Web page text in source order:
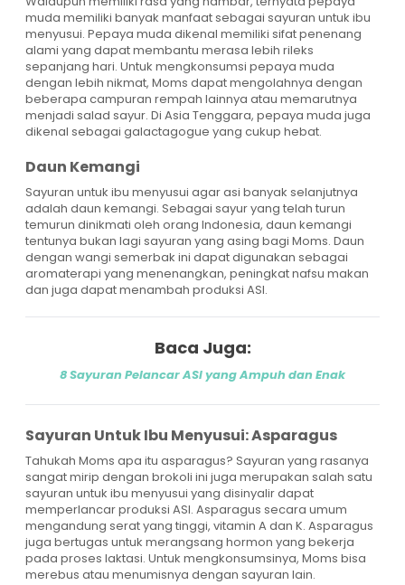
muda memiliki banyak manfaat sebagai sayuran untuk ibu
menyusui. Pepaya muda dikenal memiliki sifat penenang
alami yang dapat membantu merasa lebih rileks
sepanjang hari. Untuk mengkonsumsi pepaya muda
dengan lebih nikmat, Moms dapat mengolahnya dengan
beberapa campuran rempah lainnya atau memarutnya
menjadi salad sayur. Di Asia Tenggara, pepaya muda juga
dikenal sebagai galactagogue yang cukup hebat.
Daun Kemangi
Sayuran untuk ibu menyusui agar asi banyak selanjutnya
adalah daun kemangi. Sebagai sayur yang telah turun
temurun dinikmati oleh orang Indonesia, daun kemangi
tentunya bukan lagi sayuran yang asing bagi Moms. Daun
dengan wangi semerbak ini dapat digunakan sebagai
aromaterapi yang menenangkan, peningkat nafsu makan
dan juga dapat menambah produksi ASI.
Baca Juga:
8 Sayuran Pelancar ASI yang Ampuh dan Enak
Sayuran Untuk Ibu Menyusui: Asparagus
Tahukah Moms apa itu asparagus? Sayuran yang rasanya
sangat mirip dengan brokoli ini juga merupakan salah satu
sayuran untuk ibu menyusui yang disinyalir dapat
memperlancar produksi ASI. Asparagus secara umum
mengandung serat yang tinggi, vitamin A dan K. Asparagus
juga bertugas untuk merangsang hormon yang bekerja
pada proses laktasi. Untuk mengkonsumsinya, Moms bisa
merebus atau menumisnya dengan sayuran lain.